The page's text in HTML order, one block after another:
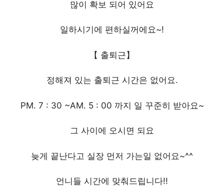
많이 확보 되어 있어요
일하시기에 편하실꺼에요~!
【 출퇴근】
정해져 있는 출퇴근 시간은 없어요.
PM. 7 : 30 ~AM. 5 : 00 까지 일 꾸준히 받아요~
그 사이에 오시면 되요
늦게 끝난다고 실장 먼저 가는일 없어요~^^
언니들 시간에 맞춰드립니다!!